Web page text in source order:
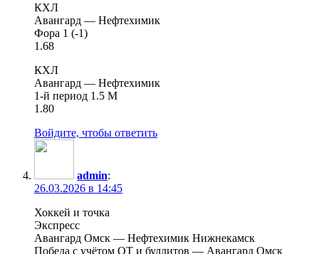
КХЛ
Авангард — Нефтехимик
Фора 1 (-1)
1.68
КХЛ
Авангард — Нефтехимик
1-й период 1.5 М
1.80
Войдите, чтобы ответить
admin:
26.03.2026 в 14:45
Хоккей и точка
Экспресс
Авангард Омск — Нефтехимик Нижнекамск
Победа с учётом ОТ и буллитов — Авангард Омск